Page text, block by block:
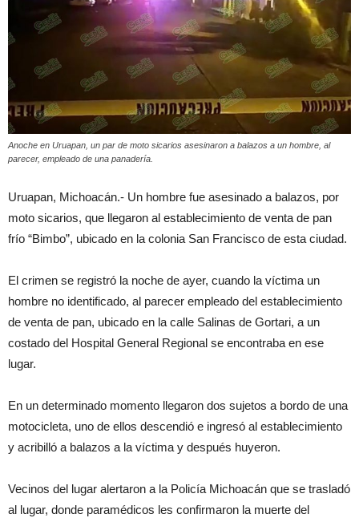
Anoche en Uruapan, un par de moto sicarios asesinaron a balazos a un hombre, al
parecer, empleado de una panadería.
Uruapan, Michoacán.- Un hombre fue asesinado a balazos, por
moto sicarios, que llegaron al establecimiento de venta de pan
frío “Bimbo”, ubicado en la colonia San Francisco de esta ciudad.
El crimen se registró la noche de ayer, cuando la víctima un
hombre no identificado, al parecer empleado del establecimiento
de venta de pan, ubicado en la calle Salinas de Gortari, a un
costado del Hospital General Regional se encontraba en ese
lugar.
En un determinado momento llegaron dos sujetos a bordo de una
motocicleta, uno de ellos descendió e ingresó al establecimiento
y acribilló a balazos a la víctima y después huyeron.
Vecinos del lugar alertaron a la Policía Michoacán que se trasladó
al lugar, donde paramédicos les confirmaron la muerte del